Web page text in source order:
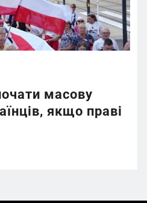
масову
якщо праві